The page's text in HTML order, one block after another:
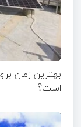
بهترین زمان
است؟